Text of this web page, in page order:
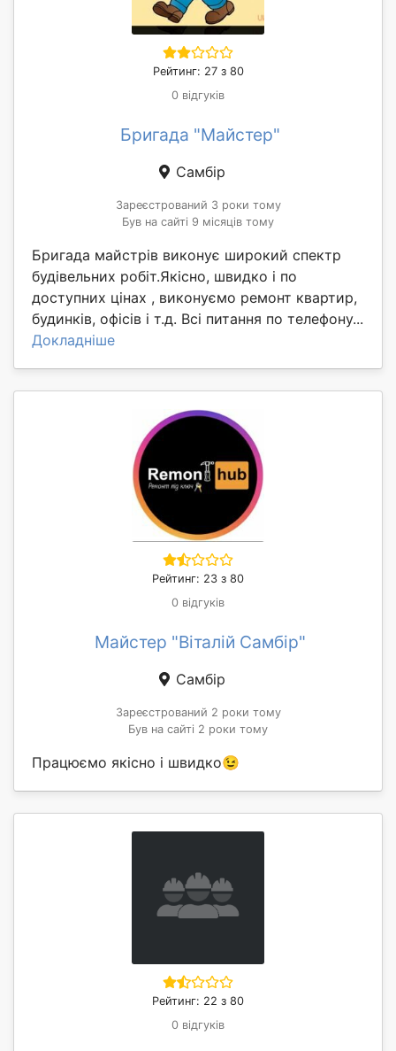
Рейтинг: 27 з 80
0 відгуків
Бригада "Майстер"
Самбір
Зареєстрований 3 роки тому
Був на сайті 9 місяців тому
Бригада майстрів виконує широкий спектр
будівельних робіт.Якісно, швидко і по
доступних цінах , виконуємо ремонт квартир,
будинків, офісів і т.д. Всі питання по телефону...
Докладніше
Рейтинг: 23 з 80
0 відгуків
Майстер "Віталій Самбір"
Самбір
Зареєстрований 2 роки тому
Був на сайті 2 роки тому
Працюємо якісно і швидко😉
Рейтинг: 22 з 80
0 відгуків